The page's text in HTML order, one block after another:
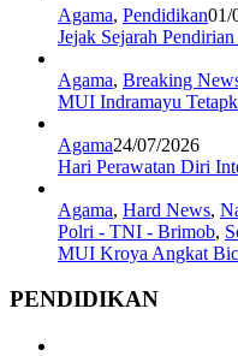
Agama, Pendidikan01/
Jejak Sejarah
Agama, Breaking
MUI Indramayu
Agama24/07/2026
Hari Perawatan Diri
Agama, Hard News,
Polri - TNI - Brimob,
MUI Kroya Angkat
PENDIDIKAN